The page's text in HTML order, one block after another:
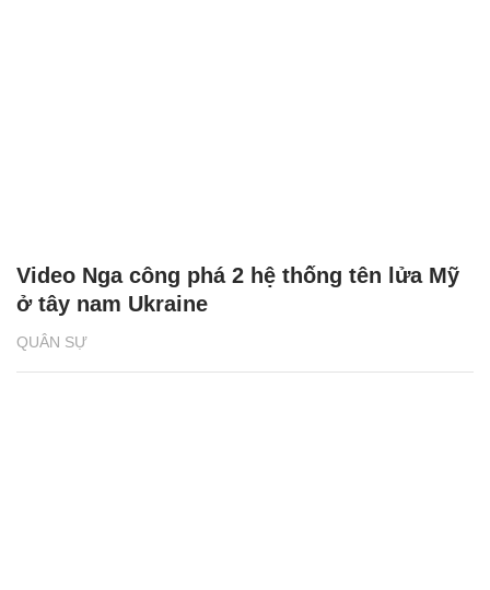
QUÂN SỰ
Video Nga công phá 2 hệ thống tên lửa Mỹ
ở tây nam Ukraine